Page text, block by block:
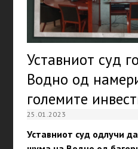
Уставниот суд
Водно од
големите
25.01.2023
Уставниот суд одлучи